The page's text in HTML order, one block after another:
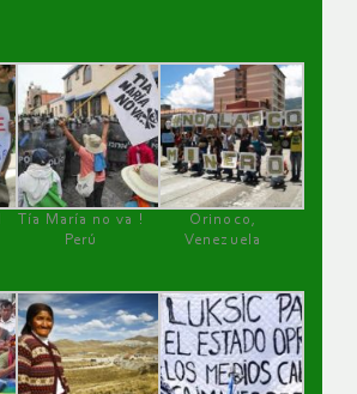
Tía María no va !
Perú
Orinoco,
Venezuela